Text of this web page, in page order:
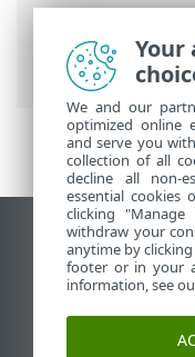
Aide en ligne
Prem>
d'exploitation
Afficher le site
End of Life
Base de
Forum ESET
Your
We and our
optimized online
and serve you
collection of all
decline all non-
essential cookies
clicking
withdraw your
anytime by
footer or in your
information, see